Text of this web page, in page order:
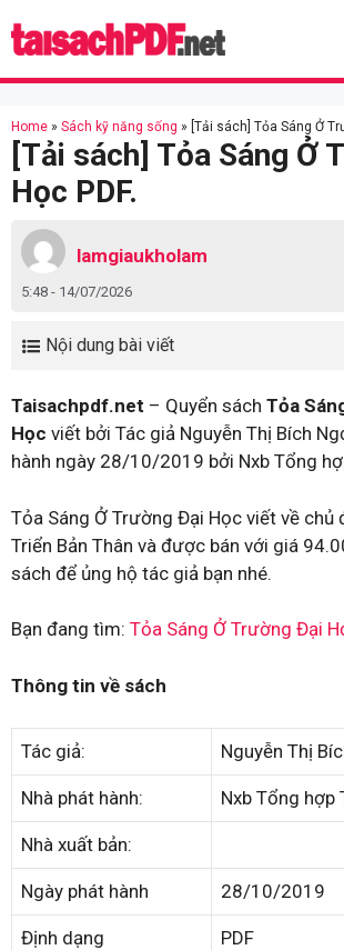
to
Home » Sách kỹ năng sống » [Tải sách] Tỏa Sáng Ở
[Tải sách] Tỏa Sáng Ở
Học PDF.
lamgiaukholam
5:48 - 14/07/2026
Nội dung bài viết
Taisachpdf.net – Quyển sách Tỏa
Học viết bởi Tác giả Nguyễn Thị Bích
hành ngày 28/10/2019 bởi Nxb Tổng
Tỏa Sáng Ở Trường Đại Học viết về chủ
Triển Bản Thân và được bán với giá
sách để ủng hộ tác giả bạn nhé.
Bạn đang tìm: Tỏa Sáng Ở Trường Đại
Thông tin về sách
Tác giả: Nguyễn Thị
Nhà phát hành: Nxb Tổng hợp
Nhà xuất bản:
Ngày phát hành 28/10/2019
Định dạng PDF